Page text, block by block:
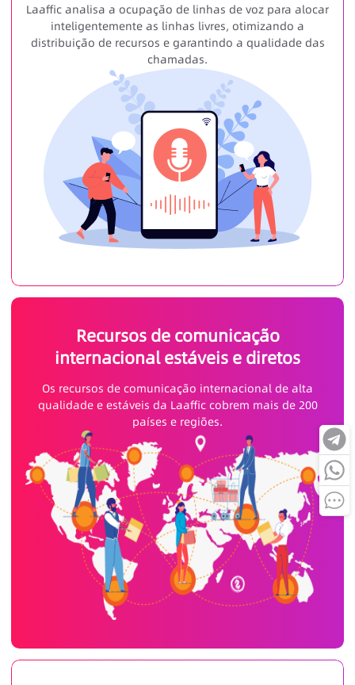
Laaffic analisa a ocupação de linhas de voz para alocar
inteligentemente as linhas livres, otimizando a
distribuição de recursos e garantindo a qualidade das
chamadas.
Recursos de comunicação
internacional estáveis e diretos
Os recursos de comunicação internacional de alta
qualidade e estáveis da Laaffic cobrem mais de 200
países e regiões.